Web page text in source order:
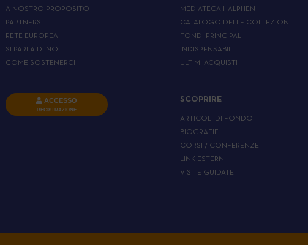
A NOSTRO PROPOSITO
PARTNERS
RETE EUROPEA
SI PARLA DI NOI
COME SOSTENERCI
ACCESSO
REGISTRAZIONE
MEDIATECA HALPHEN
CATALOGO DELLE COLLEZIONI
FONDI PRINCIPALI
INDISPENSABILI
ULTIMI ACQUISTI
SCOPRIRE
ARTICOLI DI FONDO
BIOGRAFIE
CORSI / CONFERENZE
LINK ESTERNI
VISITE GUIDATE